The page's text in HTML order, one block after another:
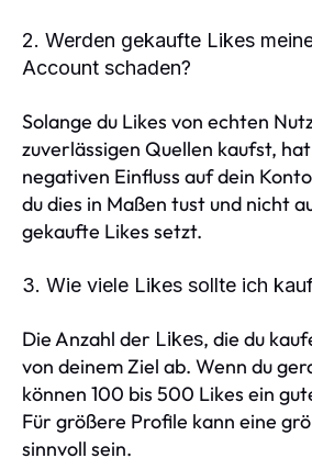
2. Werden gekaufte Likes
Account schaden?
Solange du Likes von echten
zuverlässigen Quellen kaufst,
negativen Einfluss auf dein
du dies in Maßen tust und nicht
gekaufte Likes setzt.
3. Wie viele Likes sollte ich
Die Anzahl der Likes, die du
von deinem Ziel ab. Wenn du
können 100 bis 500 Likes ein
Für größere Profile kann eine
sinnvoll sein.